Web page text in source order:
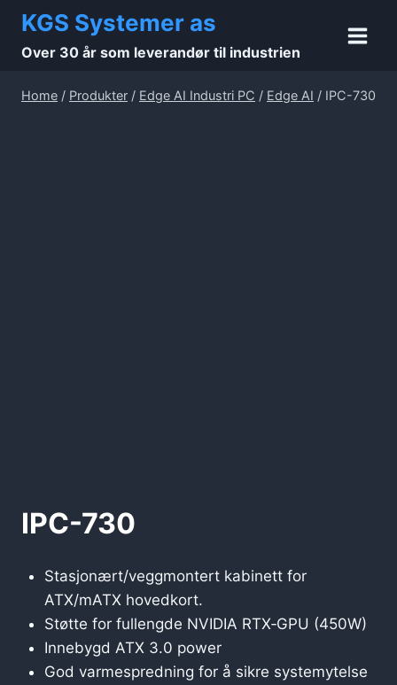
Skip
content
KGS Systemer as
Over 30 år som leverandør til industrien
Home / Produkter / Edge AI Industri PC / Edge AI / IPC-730
IPC-730
Stasjonært/veggmontert kabinett for
ATX/mATX hovedkort.
Støtte for fullengde NVIDIA RTX‑GPU (450W)
Innebygd ATX 3.0 power
God varmespredning for å sikre systemytelse